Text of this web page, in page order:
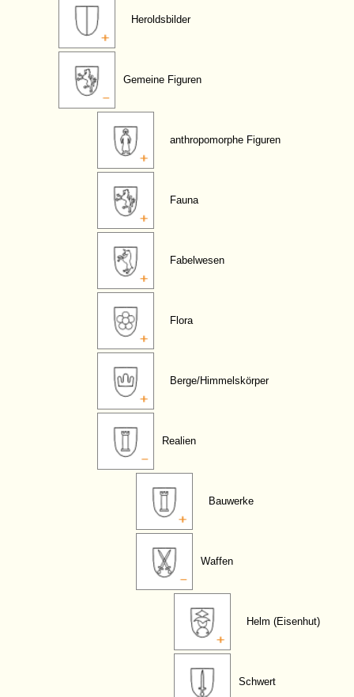
Heroldsbilder
Gemeine Figuren
anthropomorphe Figuren
Fauna
Fabelwesen
Flora
Berge/Himmelskörper
Realien
Bauwerke
Waffen
Helm (Eisenhut)
Schwert